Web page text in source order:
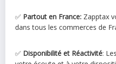
✅ Partout en France: Zapptax
dans tous les commerces de
✅ Disponibilité et Réactivité: